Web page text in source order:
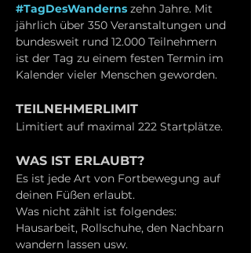
#TagDesWanderns zehn Jahre. Mit
jährlich über 350 Veranstaltungen und
bundesweit rund 12.000 Teilnehmern
ist der Tag zu einem festen Termin im
Kalender vieler Menschen geworden.
TEILNEHMERLIMIT
Limitiert auf maximal 222 Startplätze.
WAS IST ERLAUBT?
Es ist jede Art von Fortbewegung auf
deinen Füßen erlaubt.
Was nicht zählt ist folgendes:
Hausarbeit, Rollschuhe, den Nachbarn
wandern lassen usw.